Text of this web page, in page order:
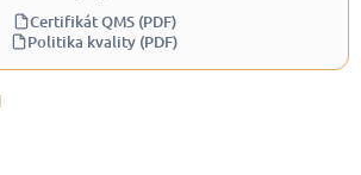
Certifikát QMS (PDF)
Politika kvality (PDF)